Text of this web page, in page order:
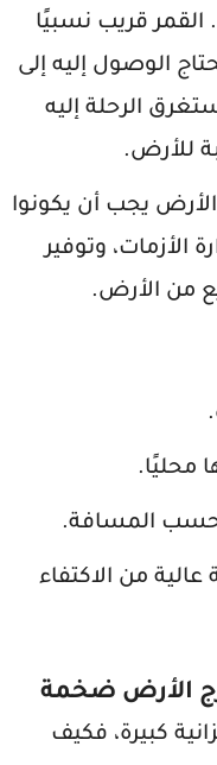
القمر قريب نسبيًا
الوصول إليه إلى
الرحلة إليه
للأرض.
يجب أن يكونوا
الأزمات، وتوفير
من الأرض.
محليًا.
حسب المسافة.
من الاكتفاء
كبيرة، فكيف